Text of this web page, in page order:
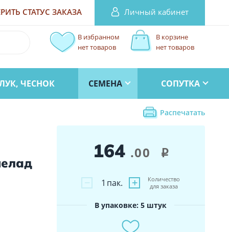
СТАТУС ЗАКАЗА Личный кабинет
В корзине
нет товаров
В избранном
нет товаров
ЧЕСНОК СЕМЕНА СОПУТКА
Распечатать
164 .00 i
− +
1 пак.
Количество
для заказа
В упаковке: 5 штук